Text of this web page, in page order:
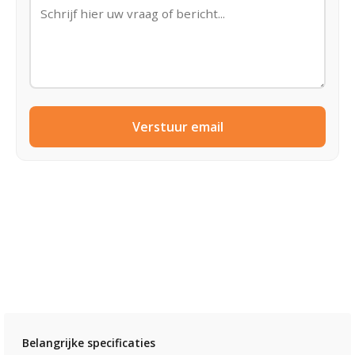
Verstuur email
Belangrijke specificaties